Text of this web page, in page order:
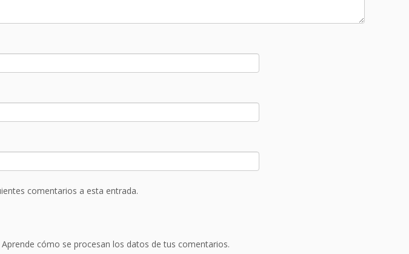
comentarios a esta entrada.
Aprende cómo se procesan los datos de tus comentarios.